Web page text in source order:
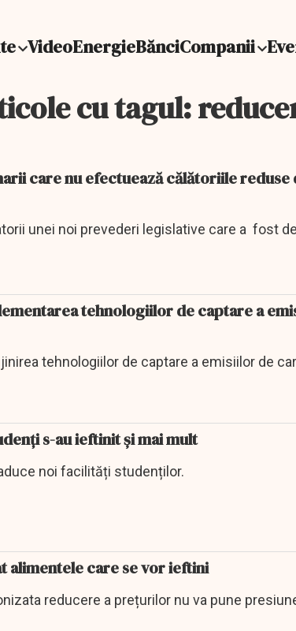
VideoEnergieBănciCompanii
cu tagul:
care nu efectuează călătoriile reduse
unei noi prevederi legislative care a fost
tehnologiilor de captare a
tehnologiilor de captare a emisiilor de
s-au ieftinit și mai mult
noi facilități studenților.
alimentele care se vor ieftini
reducere a prețurilor nu va pune